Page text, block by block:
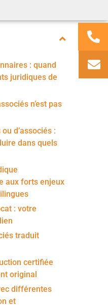
: quand
juridiques de
n’est pas
d’associés :
dans quels
aux forts enjeux
: votre
traduit
certifiée
original
différentes
et